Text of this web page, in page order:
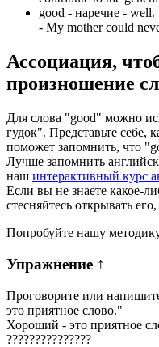
good - наречие - well.
- My mother could
Ассоциация,
произношение
Для слова "good" можно
гудок". Представьте себе,
поможет запомнить, что
Лучше запомнить
наш интерактивный курс
Если вы не знаете какое-
стесняйтесь открывать
Попробуйте нашу
Упражнение ↑
Проговорите или
это приятное слово."
Хороший - это приятное
???????????????